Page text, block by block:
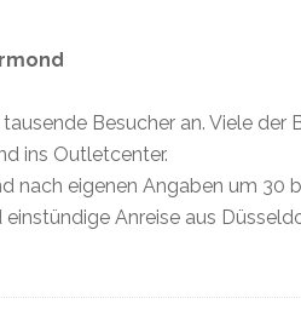
Besucher an. Viele
ins Outletcenter.
nach eigenen Angaben um
Anreise aus